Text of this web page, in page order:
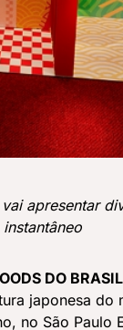
apresentar
DO BRASIL
japonesa do
no São Paulo